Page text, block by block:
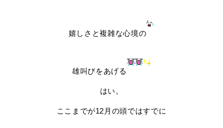
嬉しさと複雑な心境の
雄叫びをあげる
はい。
ここまでが12月の頭ではすでに